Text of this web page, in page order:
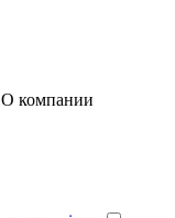
О компании